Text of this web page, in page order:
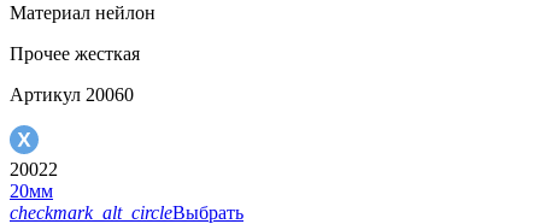
Материал нейлон
Прочее жесткая
Артикул 20060
20022
20мм
checkmark_alt_circleВыбрать